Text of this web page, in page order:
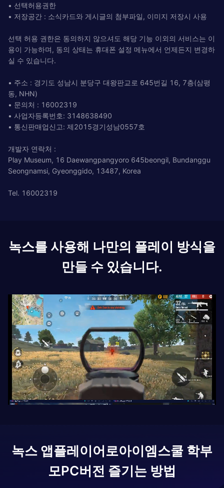
• 선택허용권한
• 저장공간 : 소식카드와 게시글의 첨부파일, 이미지 저장시 사용
선택 허용 권한은 동의하지 않으셔도 해당 기능 이외의 서비스는 이
용이 가능하며, 동의 상태는 휴대폰 설정 메뉴에서 언제든지 변경하
실 수 있습니다.
• 주소 : 경기도 성남시 분당구 대왕판교로 645번길 16, 7층(삼평
동, NHN)
• 문의처 : 16002319
• 사업자등록번호: 3148638490
• 통신판매업신고: 제2015경기성남0557호
개발자 연락처 :
Play Museum, 16 Daewangpangyoro 645beongil, Bundanggu
Seongnamsi, Gyeonggido, 13487, Korea
Tel. 16002319
녹스를 사용해 나만의 플레이 방식을
만들 수 있습니다.
녹스 앱플레이어로아이엠스쿨 학부
모PC버전 즐기는 방법